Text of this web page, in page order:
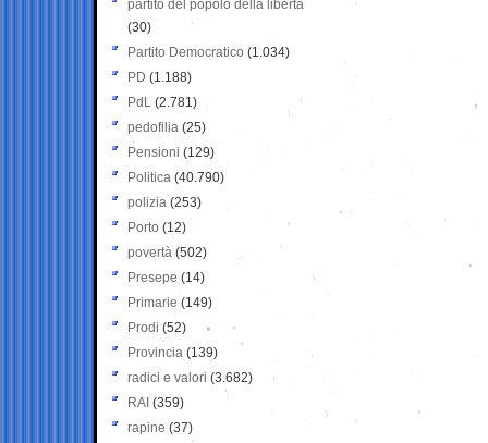
partito del popolo della libertà
(30)
Partito Democratico (1.034)
PD (1.188)
PdL (2.781)
pedofilia (25)
Pensioni (129)
Politica (40.790)
polizia (253)
Porto (12)
povertà (502)
Presepe (14)
Primarie (149)
Prodi (52)
Provincia (139)
radici e valori (3.682)
RAI (359)
rapine (37)